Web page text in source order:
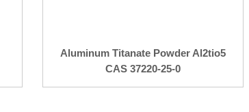
Aluminum Titanate Powder Al2tio5
CAS 37220-25-0